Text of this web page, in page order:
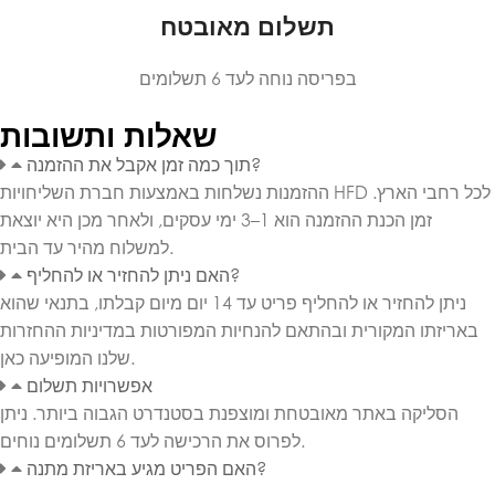
תשלום מאובטח
בפריסה נוחה לעד 6 תשלומים
שאלות ותשובות
תוך כמה זמן אקבל את ההזמנה?
ההזמנות נשלחות באמצעות חברת השליחויות HFD לכל רחבי הארץ.
זמן הכנת ההזמנה הוא 1–3 ימי עסקים, ולאחר מכן היא יוצאת
למשלוח מהיר עד הבית.
האם ניתן להחזיר או להחליף?
ניתן להחזיר או להחליף פריט עד 14 יום מיום קבלתו, בתנאי שהוא
באריזתו המקורית ובהתאם להנחיות המפורטות במדיניות ההחזרות
שלנו המופיעה כאן.
אפשרויות תשלום
הסליקה באתר מאובטחת ומוצפנת בסטנדרט הגבוה ביותר. ניתן
לפרוס את הרכישה לעד 6 תשלומים נוחים.
האם הפריט מגיע באריזת מתנה?